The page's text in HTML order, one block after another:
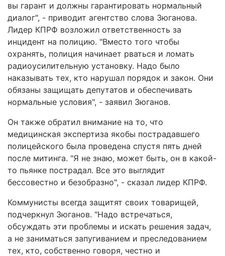
вы гарант и должны гарантировать нормальный
диалог", - приводит агентство слова Зюганова.
Лидер КПРФ возложил ответственность за
инцидент на полицию. "Вместо того чтобы
охранять, полиция начинает рваться и ломать
радиоусилительную установку. Надо было
наказывать тех, кто нарушал порядок и закон. Они
обязаны защищать депутатов и обеспечивать
нормальные условия", - заявил Зюганов.
Он также обратил внимание на то, что
медицинская экспертиза якобы пострадавшего
полицейского была проведена спустя пять дней
после митинга. "Я не знаю, может быть, он в какой-
то пьянке пострадал. Все это выглядит
бессовестно и безобразно", - сказал лидер КПРФ.
Коммунисты всегда защитят своих товарищей,
подчеркнул Зюганов. "Надо встречаться,
обсуждать эти проблемы и искать решения задач,
а не заниматься запугиванием и преследованием
тех, кто, собственно говоря, честно и